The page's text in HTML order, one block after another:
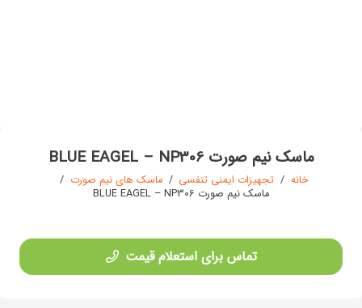
ماسک نیم صورت BLUE EAGEL – NP306
خانه / تجهیزات ایمنی تنفسی / ماسک های نیم صورت /
ماسک نیم صورت BLUE EAGEL – NP306
تماس برای استعلام قیمت